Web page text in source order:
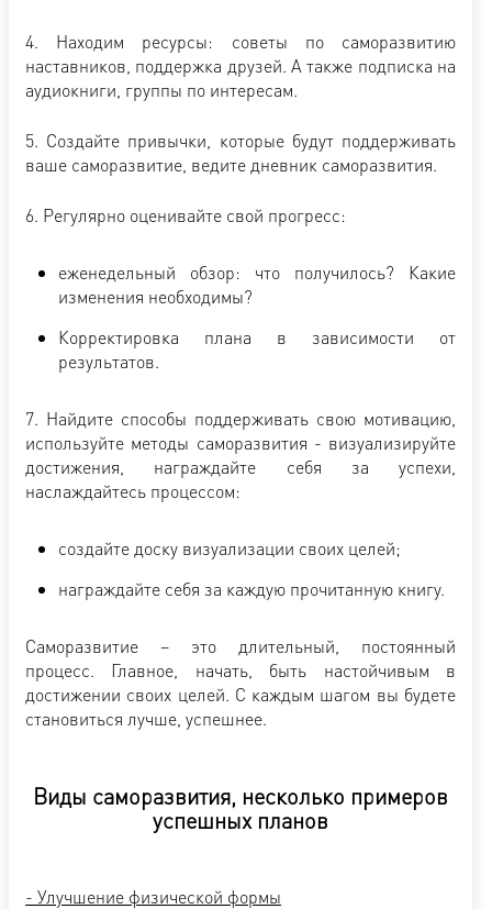
4. Находим ресурсы: советы по саморазвитию
наставников, поддержка друзей. А также подписка на
аудиокниги, группы по интересам.
5. Создайте привычки, которые будут поддерживать
ваше саморазвитие, ведите дневник саморазвития.
6. Регулярно оценивайте свой прогресс:
еженедельный обзор: что получилось? Какие
изменения необходимы?
Корректировка плана в зависимости от
результатов.
7. Найдите способы поддерживать свою мотивацию,
используйте методы саморазвития - визуализируйте
достижения, награждайте себя за успехи,
наслаждайтесь процессом:
создайте доску визуализации своих целей;
награждайте себя за каждую прочитанную книгу.
Саморазвитие – это длительный, постоянный
процесс. Главное, начать, быть настойчивым в
достижении своих целей. С каждым шагом вы будете
становиться лучше, успешнее.
Виды саморазвития, несколько примеров
успешных планов
- Улучшение физической формы